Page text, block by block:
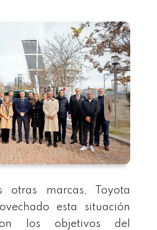
otras marcas, Toyota
esta situación
los objetivos del